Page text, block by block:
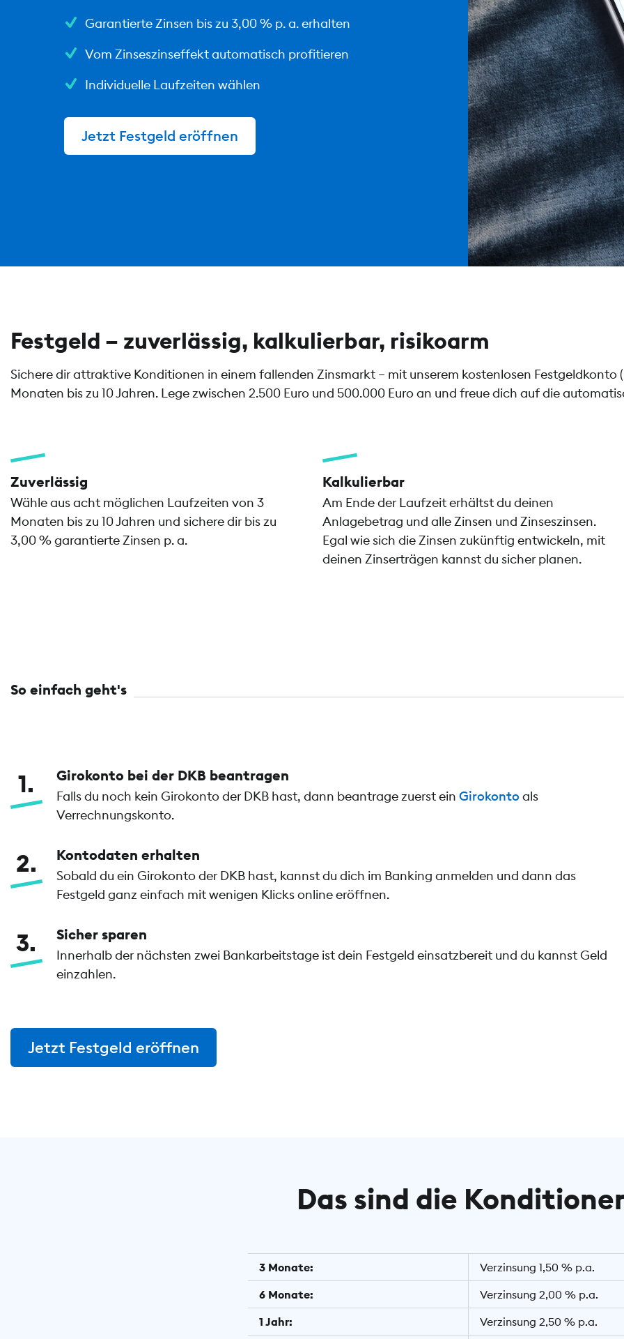
Garantierte Zinsen bis zu 3,00 % p. a. erhalten
Vom Zinseszinseffekt automatisch profitieren
Individuelle Laufzeiten wählen
Jetzt Festgeld eröffnen
Festgeld – zuverlässig, kalkulierbar, risikoarm
Sichere dir attraktive Konditionen in einem fallenden Zinsmarkt – mit unserem kostenlosen Festgeldkonto
Monaten bis zu 10 Jahren. Lege zwischen 2.500 Euro und 500.000 Euro an und freue dich auf die
Zuverlässig
Wähle aus acht möglichen Laufzeiten von 3
Monaten bis zu 10 Jahren und sichere dir bis zu
3,00 % garantierte Zinsen p. a.
Kalkulierbar
Am Ende der Laufzeit erhältst du deinen
Anlagebetrag und alle Zinsen und Zinseszinsen.
Egal wie sich die Zinsen zukünftig entwickeln, mit
deinen Zinserträgen kannst du sicher planen.
So einfach geht's
1 Girokonto bei der DKB beantragen
Falls du noch kein Girokonto der DKB hast, dann beantrage zuerst ein Girokonto als
Verrechnungskonto.
2 Kontodaten erhalten
Sobald du ein Girokonto der DKB hast, kannst du dich im Banking anmelden und dann das
Festgeld ganz einfach mit wenigen Klicks online eröffnen.
3 Sicher sparen
Innerhalb der nächsten zwei Bankarbeitstage ist dein Festgeld einsatzbereit und du kannst Geld
einzahlen.
Jetzt Festgeld eröffnen
Das sind die
3 Monate:
Verzinsung 1,50 % p.a.
6 Monate:
Verzinsung 2,00 % p.a.
1 Jahr:
Verzinsung 2,50 % p.a.